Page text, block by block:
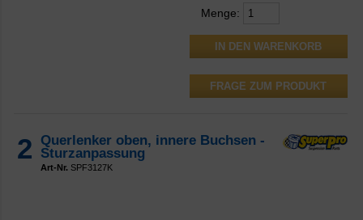
Menge:
FRAGE ZUM PRODUKT
2
Querlenker oben, innere Buchsen -
Sturzanpassung
Art-Nr. SPF3127K